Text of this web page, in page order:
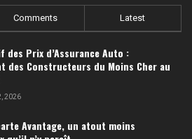
Comments Latest
des Prix d’Assurance Auto :
des Constructeurs du Moins Cher au
2026
Avantage, un atout moins